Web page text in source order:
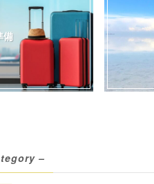
備
–